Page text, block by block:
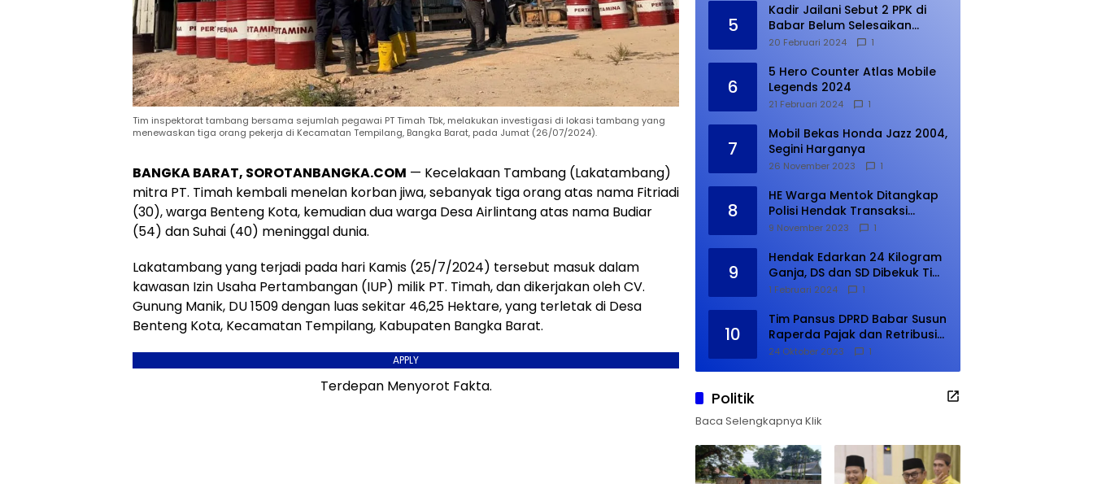
Tim inspektorat tambang bersama sejumlah pegawai PT Timah Tbk, melakukan investigasi di lokasi tambang yang
menewaskan tiga orang pekerja di Kecamatan Tempilang, Bangka Barat, pada Jumat (26/07/2024).
BANGKA BARAT, SOROTANBANGKA.COM — Kecelakaan Tambang (Lakatambang)
mitra PT. Timah kembali menelan korban jiwa, sebanyak tiga orang atas nama Fitriadi
(30), warga Benteng Kota, kemudian dua warga Desa Airlintang atas nama Budiar
(54) dan Suhai (40) meninggal dunia.
Lakatambang yang terjadi pada hari Kamis (25/7/2024) tersebut masuk dalam
kawasan Izin Usaha Pertambangan (IUP) milik PT. Timah, dan dikerjakan oleh CV.
Gunung Manik, DU 1509 dengan luas sekitar 46,25 Hektare, yang terletak di Desa
Benteng Kota, Kecamatan Tempilang, Kabupaten Bangka Barat.
APPLY
Terdepan Menyorot Fakta.
5
Kadir Jailani Sebut 2 PPK di
Babar Belum Selesaikan
Rekapitulasi Penghitungan
20 Februari 2024 1
6
5 Hero Counter Atlas Mobile
Legends 2024
21 Februari 2024 1
7
Mobil Bekas Honda Jazz 2004,
Segini Harganya
26 November 2023 1
8
HE Warga Mentok Ditangkap
Polisi Hendak Transaksi
Narkoba di Kampung Tanjung
9 November 2023 1
9
Hendak Edarkan 24 Kilogram
Ganja, DS dan SD Dibekuk Tim
Gabungan
1 Februari 2024 1
10
Tim Pansus DPRD Babar Susun
Raperda Pajak dan Retribusi
Daerah, Harus Selesai Januari
24 Oktober 2023 1
Politik
Baca Selengkapnya Klik